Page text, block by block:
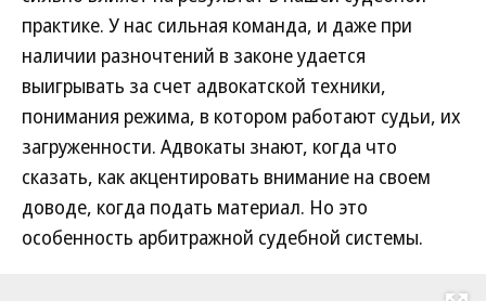
практике. У нас сильная команда, и даже при
наличии разночтений в законе удается
выигрывать за счет адвокатской техники,
понимания режима, в котором работают судьи, их
загруженности. Адвокаты знают, когда что
сказать, как акцентировать внимание на своем
доводе, когда подать материал. Но это
особенность арбитражной судебной системы.